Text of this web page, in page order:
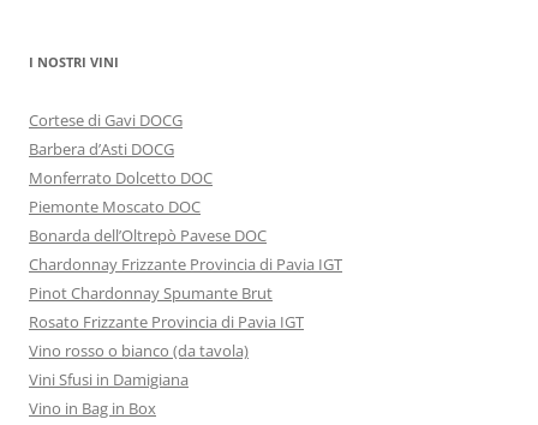
I NOSTRI VINI
Cortese di Gavi DOCG
Barbera d’Asti DOCG
Monferrato Dolcetto DOC
Piemonte Moscato DOC
Bonarda dell’Oltrepò Pavese DOC
Chardonnay Frizzante Provincia di Pavia IGT
Pinot Chardonnay Spumante Brut
Rosato Frizzante Provincia di Pavia IGT
Vino rosso o bianco (da tavola)
Vini Sfusi in Damigiana
Vino in Bag in Box